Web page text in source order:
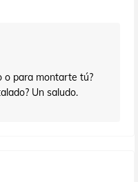
o para montarte tú?
Un saludo.